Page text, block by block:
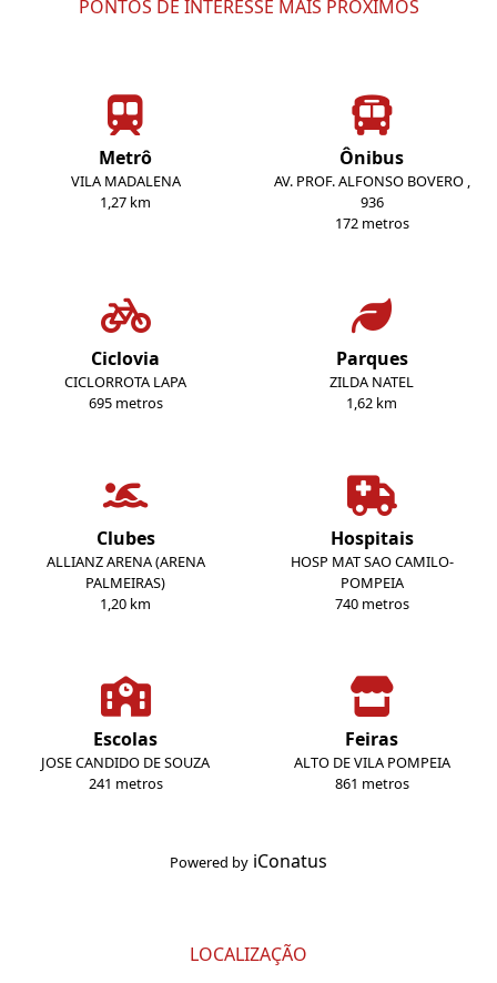
PONTOS DE INTERESSE MAIS PRÓXIMOS
Metrô
VILA MADALENA
1,27 km
Ônibus
AV. PROF. ALFONSO BOVERO ,
936
172 metros
Ciclovia
CICLORROTA LAPA
695 metros
Parques
ZILDA NATEL
1,62 km
Clubes
ALLIANZ ARENA (ARENA
PALMEIRAS)
1,20 km
Hospitais
HOSP MAT SAO CAMILO-
POMPEIA
740 metros
Escolas
JOSE CANDIDO DE SOUZA
241 metros
Feiras
ALTO DE VILA POMPEIA
861 metros
Powered by iConatus
LOCALIZAÇÃO